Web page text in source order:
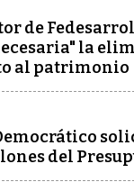
de
la
al patrimonio
del